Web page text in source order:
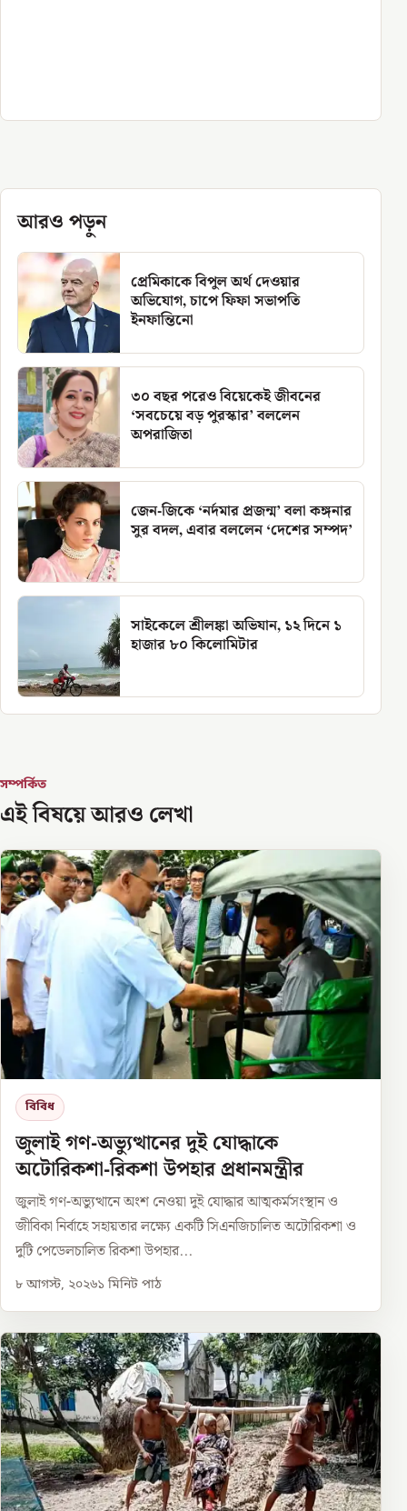
আরও পড়ুন
প্রেমিকাকে বিপুল অর্থ দেওয়ার
অভিযোগ, চাপে ফিফা সভাপতি
ইনফান্তিনো
৩০ বছর পরেও বিয়েকেই জীবনের
‘সবচেয়ে বড় পুরস্কার’ বললেন
অপরাজিতা
জেন-জিকে ‘নর্দমার প্রজন্ম’ বলা কঙ্গনার
সুর বদল, এবার বললেন ‘দেশের সম্পদ’
সাইকেলে শ্রীলঙ্কা অভিযান, ১২ দিনে ১
হাজার ৮০ কিলোমিটার
সম্পর্কিত
এই বিষয়ে আরও লেখা
বিবিধ
জুলাই গণ-অভ্যুত্থানের দুই যোদ্ধাকে
অটোরিকশা-রিকশা উপহার প্রধানমন্ত্রীর
জুলাই গণ-অভ্যুত্থানে অংশ নেওয়া দুই যোদ্ধার আত্মকর্মসংস্থান ও
জীবিকা নির্বাহে সহায়তার লক্ষ্যে একটি সিএনজিচালিত অটোরিকশা ও
দুটি পেডেলচালিত রিকশা উপহার...
৮ আগস্ট, ২০২৬১ মিনিট পাঠ